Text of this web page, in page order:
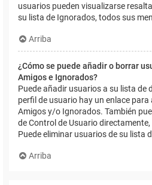
usuarios pueden visualizarse
su lista de Ignorados, todos sus
Arriba
¿Cómo se puede añadir o borrar
Amigos e Ignorados?
Puede añadir usuarios a su lista de
perfil de usuario hay un enlace
Amigos y/o Ignorados. También
de Control de Usuario
Puede eliminar usuarios de su lista
Arriba